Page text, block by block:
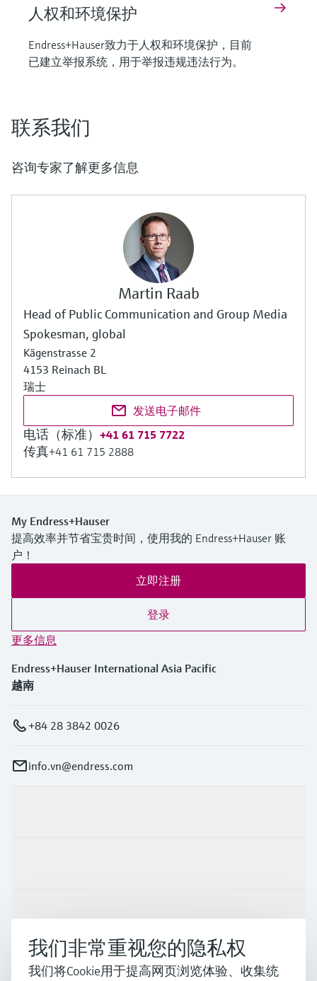
人权和环境保护
Endress+Hauser致力于人权和环境保护，目前
已建立举报系统，用于举报违规违法行为。
联系我们
咨询专家了解更多信息
Martin Raab
Head of Public Communication and Group Media
Spokesman, global
Kägenstrasse 2
4153 Reinach BL
瑞士
发送电子邮件
电话（标准） +41 61 715 7722
传真+41 61 715 2888
My Endress+Hauser
提高效率并节省宝贵时间，使用我的 Endress+Hauser 账
户！
立即注册
登录
更多信息
Endress+Hauser International Asia Pacific
越南
+84 28 3842 0026
info.vn@endress.com
支持
公司
我们非常重视您的隐私权
我们将Cookie用于提高网页浏览体验、收集统